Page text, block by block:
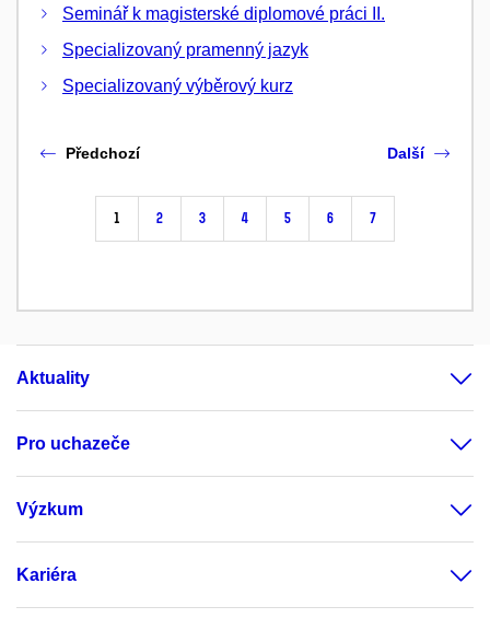
Seminář k magisterské diplomové práci II.
Specializovaný pramenný jazyk
Specializovaný výběrový kurz
Předchozí
1 2 3 4 5 6 7
Další
Aktuality
Pro uchazeče
Výzkum
Kariéra